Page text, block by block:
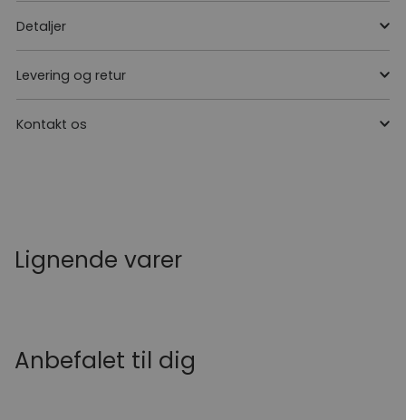
Detaljer
Levering og retur
Kontakt os
Lignende varer
Anbefalet til dig